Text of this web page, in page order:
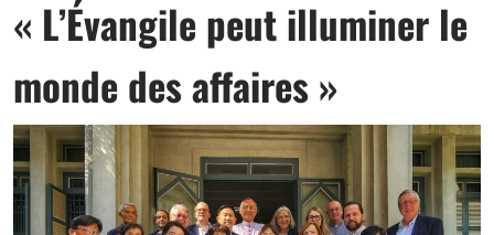
« L’Évangile peut illuminer le
monde des affaires »